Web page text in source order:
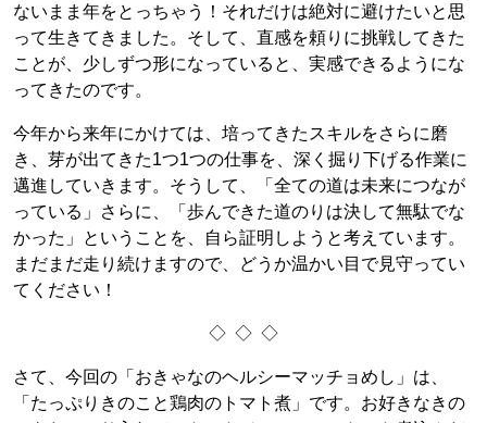
ないまま年をとっちゃう！それだけは絶対に避けたいと思
って生きてきました。そして、直感を頼りに挑戦してきた
ことが、少しずつ形になっていると、実感できるようにな
ってきたのです。
今年から来年にかけては、培ってきたスキルをさらに磨
き、芽が出てきた1つ1つの仕事を、深く掘り下げる作業に
邁進していきます。そうして、「全ての道は未来につなが
っている」さらに、「歩んできた道のりは決して無駄でな
かった」ということを、自ら証明しようと考えています。
まだまだ走り続けますので、どうか温かい目で見守ってい
てください！
◇ ◇ ◇
さて、今回の「おきゃなのヘルシーマッチョめし」は、
「たっぷりきのこと鶏肉のトマト煮」です。お好きなきの